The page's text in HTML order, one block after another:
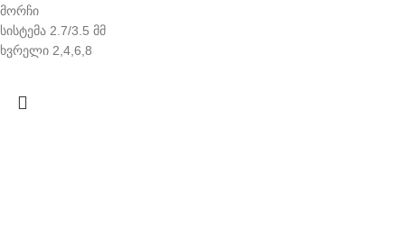
მორჩი
სისტემა 2.7/3.5 მმ
ხვრელი 2,4,6,8